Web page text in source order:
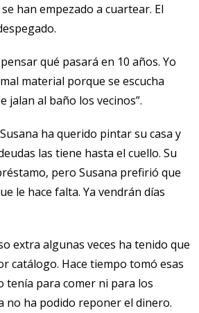
han empezado a cuartear. El
qué pasará en 10 años. Yo
material porque se escucha
jalan al baño los vecinos”.
ha querido pintar su casa y
las tiene hasta el cuello. Su
pero Susana prefirió que
le hace falta. Ya vendrán días
extra algunas veces ha tenido que
catálogo. Hace tiempo tomó esas
tenía para comer ni para los
no ha podido reponer el dinero.